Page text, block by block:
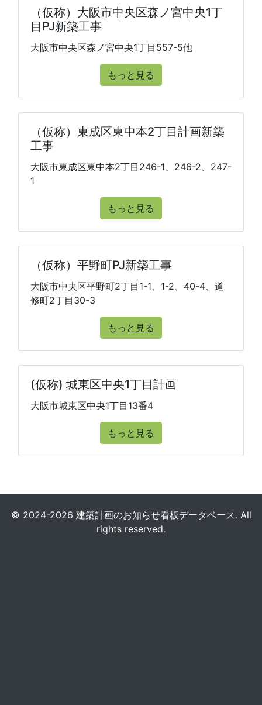
（仮称）大阪市中央区森ノ宮中央1丁
目PJ新築工事
大阪市中央区森ノ宮中央1丁目557-5他
もっと見る
（仮称）東成区東中本2丁目計画新築
工事
大阪市東成区東中本2丁目246-1、246-2、247-
1
もっと見る
（仮称）平野町PJ新築工事
大阪市中央区平野町2丁目1-1、1-2、40-4、道
修町2丁目30-3
もっと見る
(仮称) 城東区中央1丁目計画
大阪市城東区中央1丁目13番4
もっと見る
© 2024-2026 建築計画のお知らせ看板データベース. All
rights reserved.